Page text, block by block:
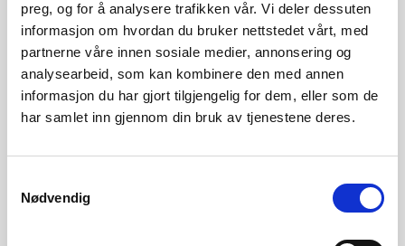
preg, og for å analysere trafikken vår. Vi deler dessuten
informasjon om hvordan du bruker nettstedet vårt, med
partnerne våre innen sosiale medier, annonsering og
analysearbeid, som kan kombinere den med annen
informasjon du har gjort tilgjengelig for dem, eller som de
har samlet inn gjennom din bruk av tjenestene deres.
Nødvendig
eventuelle nye konsekvenser for fiskevandringen kan løses
innenfor dagens konsesjon. Konsesjonen inkluderer vilkår
som gir myndighetene mulighet til å pålegge
konsesjonæren å utføre tiltak og undersøkelser for fisk,